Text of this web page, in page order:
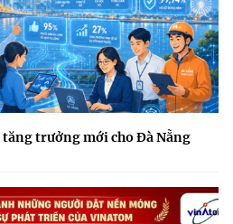
trưởng mới cho Đà Nẵng